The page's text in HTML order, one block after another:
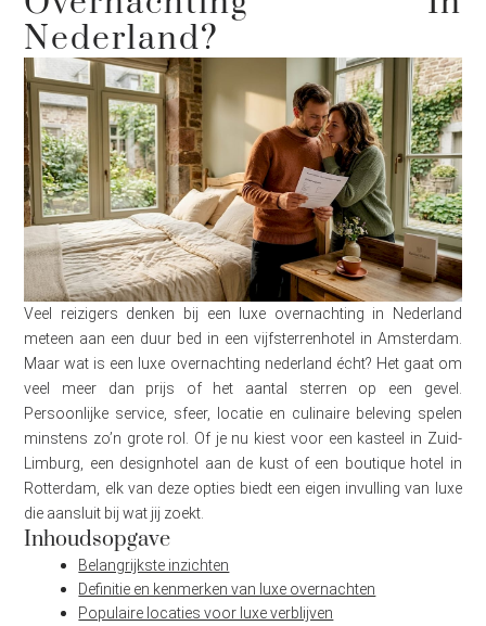
Nederland?
Veel reizigers denken bij een luxe overnachting in Nederland
meteen aan een duur bed in een vijfsterrenhotel in Amsterdam.
Maar wat is een luxe overnachting nederland écht? Het gaat om
veel meer dan prijs of het aantal sterren op een gevel.
Persoonlijke service, sfeer, locatie en culinaire beleving spelen
minstens zo’n grote rol. Of je nu kiest voor een kasteel in Zuid-
Limburg, een designhotel aan de kust of een boutique hotel in
Rotterdam, elk van deze opties biedt een eigen invulling van luxe
die aansluit bij wat jij zoekt.
Inhoudsopgave
Belangrijkste inzichten
Definitie en kenmerken van luxe overnachten
Populaire locaties voor luxe verblijven